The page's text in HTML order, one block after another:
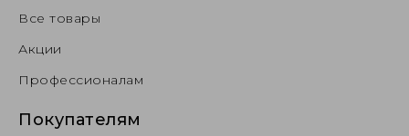
Все товары
Акции
Профессионалам
Покупателям